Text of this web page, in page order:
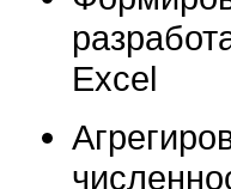
Excel